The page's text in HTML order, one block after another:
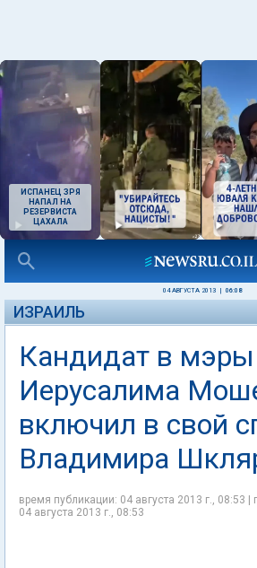
ИСПАНЕЦ ЗРЯ
НАПАЛ НА
РЕЗЕРВИСТА
ЦАХАЛА
04 АВГУСТА 2013 06:08
ИЗРАИЛЬ
Кандидат в мэры
Иерусалима
включил в свой
Владимира
время публикации: 04 августа 2013 г., 08:53
04 августа 2013 г., 08:53